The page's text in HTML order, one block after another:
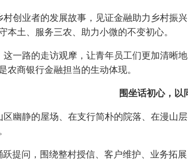
创业者的发展故事，见证金融助力乡村振
本土、服务三农、助力小微的不变初心。
一路的走访观摩，让青年员工们更加清晰
农商银行金融担当的生动体现。
围坐话初心，以
幽静的屋场、在支行简朴的院落、在漫山
提问，围绕整村授信、客户维护、业务拓